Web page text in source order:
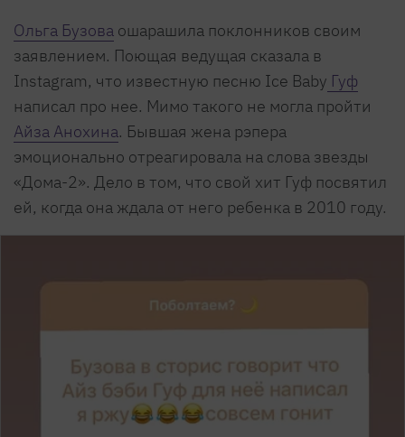
Ольга Бузова ошарашила поклонников своим
заявлением. Поющая ведущая сказала в
Instagram, что известную песню Ice Baby Гуф
написал про нее. Мимо такого не могла пройти
Айза Анохина. Бывшая жена рэпера
эмоционально отреагировала на слова звезды
«Дома-2». Дело в том, что свой хит Гуф посвятил
ей, когда она ждала от него ребенка в 2010 году.